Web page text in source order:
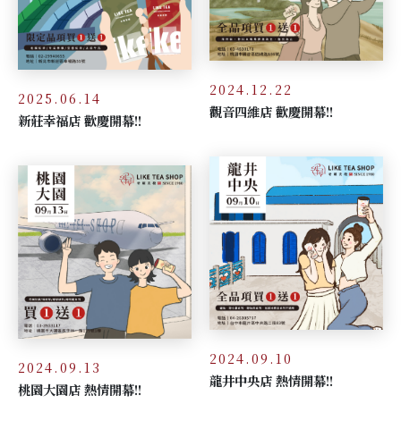
2025.06.14
新莊幸福店 歡慶開幕!!
2024.12.22
觀音四維店 歡慶開幕!!
2024.09.13
桃園大園店 熱情開幕!!
2024.09.10
龍井中央店 熱情開幕!!